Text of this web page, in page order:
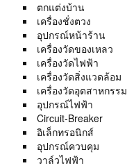
ตกแต่งบ้าน
เครื่องชั่งตวง
อุปกรณ์หน้าร้าน
เครื่องวัดของเหลว
เครื่องวัดไฟฟ้า
เครื่องวัดสิ่งแวดล้อม
เครื่องวัดอุตสาหกรรม
อุปกรณ์ไฟฟ้า
Circuit-Breaker
อิเล็กทรอนิกส์
อุปกรณ์ควบคุม
วาล์วไฟฟ้า